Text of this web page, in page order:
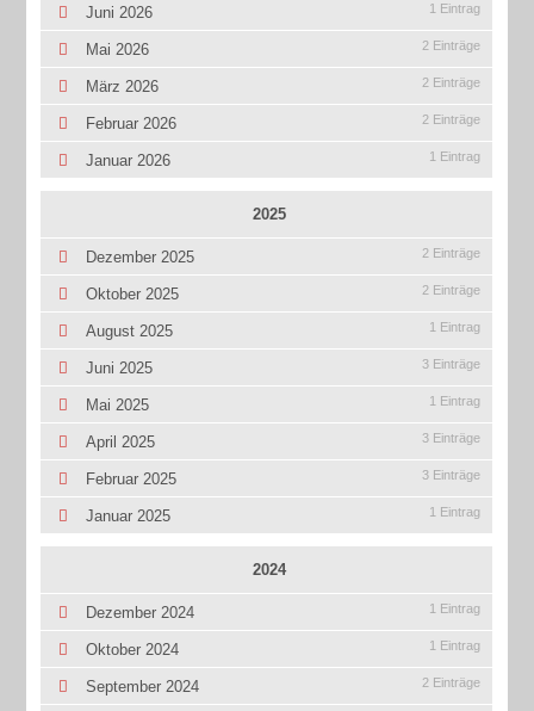
Juni 2026 1 Eintrag
Mai 2026 2 Einträge
März 2026 2 Einträge
Februar 2026 2 Einträge
Januar 2026 1 Eintrag
2025
Dezember 2025 2 Einträge
Oktober 2025 2 Einträge
August 2025 1 Eintrag
Juni 2025 3 Einträge
Mai 2025 1 Eintrag
April 2025 3 Einträge
Februar 2025 3 Einträge
Januar 2025 1 Eintrag
2024
Dezember 2024 1 Eintrag
Oktober 2024 1 Eintrag
September 2024 2 Einträge